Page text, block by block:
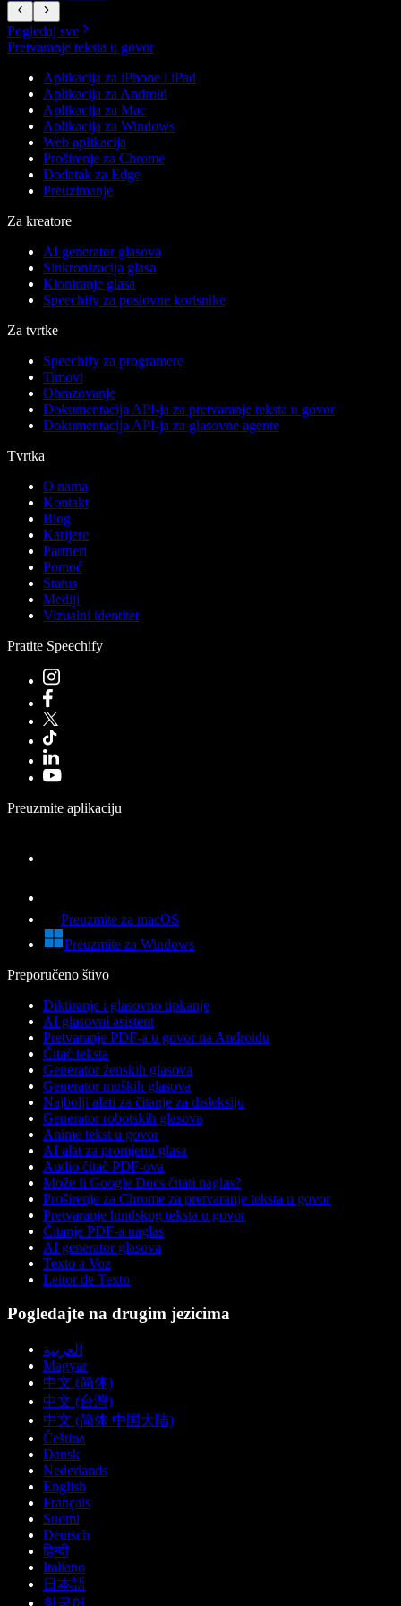
Pogledaj sve
Pretvaranje teksta u govor
Aplikacija za iPhone i iPad
Aplikacija za Android
Aplikacija za Mac
Aplikacija za Windows
Web aplikacija
Proširenje za Chrome
Dodatak za Edge
Preuzimanje
Za kreatore
AI generator glasova
Sinkronizacija glasa
Kloniranje glasa
Speechify za poslovne korisnike
Za tvrtke
Speechify za programere
Timovi
Obrazovanje
Dokumentacija API-ja za pretvaranje teksta u govor
Dokumentacija API-ja za glasovne agente
Tvrtka
O nama
Kontakt
Blog
Karijere
Partneri
Pomoć
Status
Mediji
Vizualni identitet
Pratite Speechify
Preuzmite aplikaciju
Preuzmite za macOS
Preuzmite za Windows
Preporučeno štivo
Diktiranje i glasovno tipkanje
AI glasovni asistent
Pretvaranje PDF-a u govor na Androidu
Čitač teksta
Generator ženskih glasova
Generator muških glasova
Najbolji alati za čitanje za disleksiju
Generator robotskih glasova
Anime tekst u govor
AI alat za promjenu glasa
Audio čitač PDF-ova
Može li Google Docs čitati naglas?
Proširenje za Chrome za pretvaranje teksta u govor
Pretvaranje hindskog teksta u govor
Čitanje PDF-a naglas
AI generator glasova
Texto a Voz
Leitor de Texto
Pogledajte na drugim jezicima
العربية
Magyar
中文 (简体)
中文 (台灣)
中文 (简体 中国大陆)
Čeština
Dansk
Nederlands
English
Français
Suomi
Deutsch
हिन्दी
Italiano
日本語
한국어